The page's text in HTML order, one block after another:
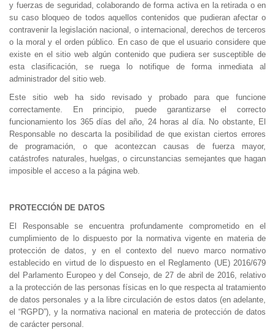
y fuerzas de seguridad, colaborando de forma activa en la retirada o en
su caso bloqueo de todos aquellos contenidos que pudieran afectar o
contravenir la legislación nacional, o internacional, derechos de terceros
o la moral y el orden público. En caso de que el usuario considere que
existe en el sitio web algún contenido que pudiera ser susceptible de
esta clasificación, se ruega lo notifique de forma inmediata al
administrador del sitio web.
Este sitio web ha sido revisado y probado para que funcione
correctamente. En principio, puede garantizarse el correcto
funcionamiento los 365 días del año, 24 horas al día. No obstante, El
Responsable no descarta la posibilidad de que existan ciertos errores
de programación, o que acontezcan causas de fuerza mayor,
catástrofes naturales, huelgas, o circunstancias semejantes que hagan
imposible el acceso a la página web.
PROTECCIÓN DE DATOS
El Responsable se encuentra profundamente comprometido en el
cumplimiento de lo dispuesto por la normativa vigente en materia de
protección de datos, y en el contexto del nuevo marco normativo
establecido en virtud de lo dispuesto en el Reglamento (UE) 2016/679
del Parlamento Europeo y del Consejo, de 27 de abril de 2016, relativo
a la protección de las personas físicas en lo que respecta al tratamiento
de datos personales y a la libre circulación de estos datos (en adelante,
el “RGPD”), y la normativa nacional en materia de protección de datos
de carácter personal.